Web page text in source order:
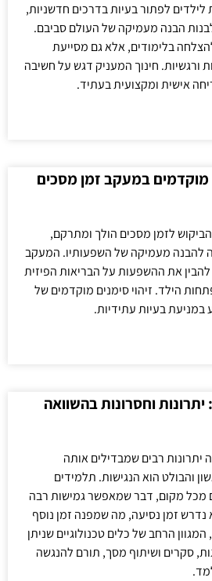
לפתור בעיות בדרכים חדשניות,
הבנה מעמיקה של העולם סביבם.
בלימודים, אלא גם מסייעת
ורגשיות. חינוך המעניק דגש על חשיבה
אישית ומקצועית בעתיד.
מוקדמים במעקב זמן מסכים
הביקוש לזמן מסכים הולך ומתרקם,
להבנה מעמיקה של השפעותיו. המעקב
להבין את ההשפעות על הבריאות הפיזית
הילד. זיהוי סימנים מוקדמים של
במניעת בעיות עתידיות.
וחסרונות בהשוואה
יתרונות רבים שמבדילים אותה
והבולט הוא הנגישות. תלמידים
מכל מקום, דבר שמאפשר גמישות רבה
זמן נסיעה, מה שמפנה זמן נוסף
הרחב של כלים טכנולוגיים שניתן
סקרים ושיתוף מסך, תורם להנגשה